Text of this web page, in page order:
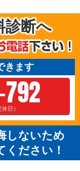
診断へ
きます
日）
しないため
ください！